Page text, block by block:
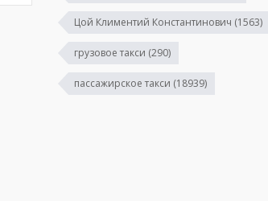
Цой Климентий Константинович (1563)
грузовое такси (290)
пассажирское такси (18939)